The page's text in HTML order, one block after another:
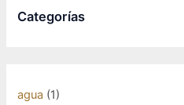
Categorías
agua (1)